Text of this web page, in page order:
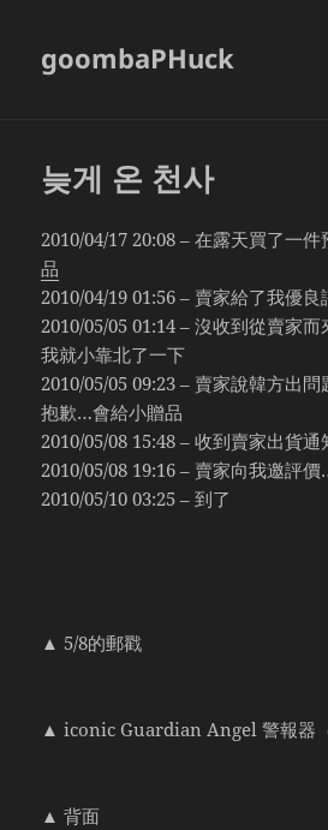
goombaPHuck
늦게 온 천사
2010/04/17 20:08 – 在露天買了一
品
2010/04/19 01:56 – 賣家給了我優良
2010/05/05 01:14 – 沒收到從賣家
我就小靠北了一下
2010/05/05 09:23 – 賣家說韓方出
抱歉…會給小贈品
2010/05/08 15:48 – 收到賣家出貨通
2010/05/08 19:16 – 賣家向我邀評
2010/05/10 03:25 – 到了
▲ 5/8的郵戳
▲ iconic Guardian Angel 警報器
▲ 背面